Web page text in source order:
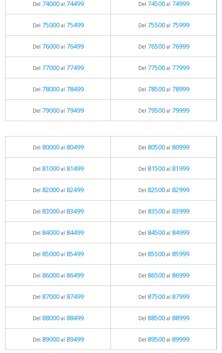
Del 74000al 74499 Del 74500al 74999
Del 75000al 75499 Del 75500al 75999
Del 76000al 76499 Del 76500al 76999
Del 77000al 77499 Del 77500al 77999
Del 78000al 78499 Del 78500al 78999
Del 79000al 79499 Del 79500al 79999
Del 80000al 80499 Del 80500al 80999
Del 81000al 81499 Del 81500al 81999
Del 82000al 82499 Del 82500al 82999
Del 83000al 83499 Del 83500al 83999
Del 84000al 84499 Del 84500al 84999
Del 85000al 85499 Del 85500al 85999
Del 86000al 86499 Del 86500al 86999
Del 87000al 87499 Del 87500al 87999
Del 88000al 88499 Del 88500al 88999
Del 89000al 89499 Del 89500al 89999